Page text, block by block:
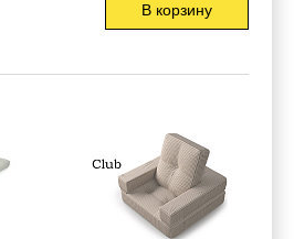
В корзину